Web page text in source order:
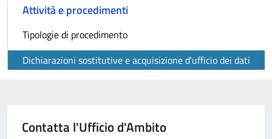
Attività e procedimenti
Tipologie di procedimento
Dichiarazioni sostitutive e acquisizione d'ufficio dei dati
Contatta l'Ufficio d'Ambito